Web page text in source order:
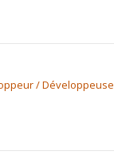
/ Développeuse